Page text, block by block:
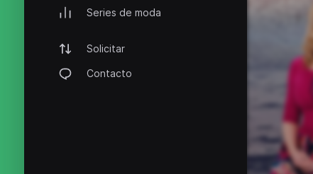
Series de moda
Solicitar
Contacto